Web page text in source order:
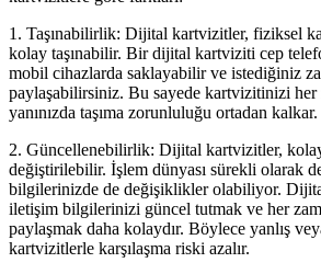
1. Taşınabilirlik: Dijital kartvizitler, fiziksel
kolay taşınabilir. Bir dijital kartviziti cep
mobil cihazlarda saklayabilir ve istediğiniz
paylaşabilirsiniz. Bu sayede kartvizitinizi her
yanınızda taşıma zorunluluğu ortadan kalkar.
2. Güncellenebilirlik: Dijital kartvizitler,
değiştirilebilir. İşlem dünyası sürekli olarak
bilgilerinizde de değişiklikler olabiliyor.
iletişim bilgilerinizi güncel tutmak ve her
paylaşmak daha kolaydır. Böylece yanlış
kartvizitlerle karşılaşma riski azalır.